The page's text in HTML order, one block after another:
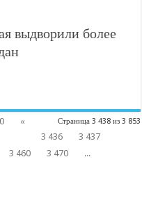
выдворили более
Страница 3 438 из 3 853
«
3 436
3 437
3 460 3 470
...